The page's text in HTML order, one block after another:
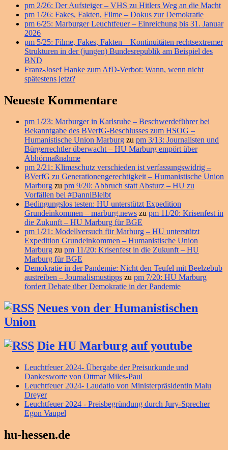
Widget-
Bereich
pm 2/26: Der Aufsteiger – VHS zu Hitlers Weg an die Macht
pm 1/26: Fakes, Fakten, Filme – Dokus zur Demokratie
pm 6/25: Marburger Leuchtfeuer – Einreichung bis 31. Januar
2026
pm 5/25: Filme, Fakes, Fakten – Kontinuitäten rechtsextremer
Strukturen in der (jungen) Bundesrepublik am Beispiel des
BND
Franz-Josef Hanke zum AfD-Verbot: Wann, wenn nicht
spätestens jetzt?
Neueste Kommentare
pm 1/23: Marburger in Karlsruhe – Beschwerdeführer bei
Bekanntgabe des BVerfG-Beschlusses zum HSOG –
Humanistische Union Marburg zu pm 3/13: Journalisten und
Bürgerrechtler überwacht – HU Marburg empört über
Abhörmaßnahme
pm 2/21: Klimaschutz verschieden ist verfassungswidrig –
BVerfG zu Generationengerechtigkeit – Humanistische Union
Marburg zu pm 9/20: Abbruch statt Absturz – HU zu
Vorfällen bei #DanniBleibt
Bedingungslos testen: HU unterstützt Expedition
Grundeinkommen – marburg.news zu pm 11/20: Krisenfest in
die Zukunft – HU Marburg für BGE
pm 1/21: Modellversuch für Marburg – HU unterstützt
Expedition Grundeinkommen – Humanistische Union
Marburg zu pm 11/20: Krisenfest in die Zukunft – HU
Marburg für BGE
Demokratie in der Pandemie: Nicht den Teufel mit Beelzebub
austreiben – Journalismustipps zu pm 7/20: HU Marburg
fordert Debate über Demokratie in der Pandemie
Neues von der Humanistischen
Union
Die HU Marburg auf youtube
Leuchtfeuer 2024- Übergabe der Preisurkunde und
Dankesworte von Ottmar Miles-Paul
Leuchtfeuer 2024- Laudatio von Ministerpräsidentin Malu
Dreyer
Leuchtfeuer 2024 - Preisbegründung durch Jury-Sprecher
Egon Vaupel
hu-hessen.de